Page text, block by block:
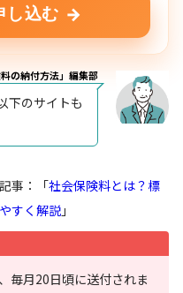
し込む →
料の納付方法」編集部
下のサイトも
事：「社会保険料とは？標
すく解説 」
毎月20日頃に送付されま